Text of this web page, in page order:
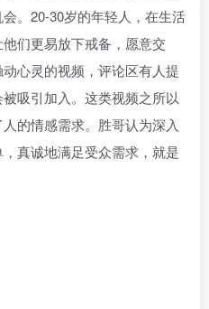
。20-30岁的年轻人，在生活
们更易放下戒备，愿意交
心灵的视频，评论区有人提
吸引加入。这类视频之所以
的情感需求。胜哥认为深入
真诚地满足受众需求，就是